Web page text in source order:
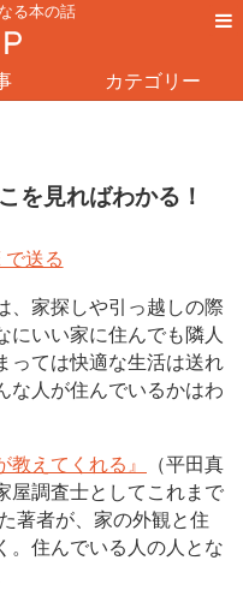
る本の話
カテゴリー
を見ればわかる！
、家探しや引っ越しの際
にいい家に住んでも隣人
っては快適な生活は送れ
な人が住んでいるかはわ
教えてくれる』
（平田真
屋調査士としてこれまで
著者が、家の外観と住
。住んでいる人の人とな